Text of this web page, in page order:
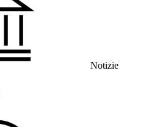
Notizie